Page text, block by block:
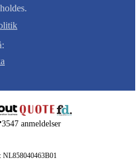
3547 anmeldelser
NL858040463B01